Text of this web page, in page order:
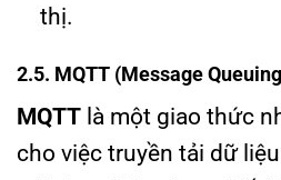
thị.
2.5. MQTT (Message
MQTT là một giao thức
cho việc truyền tải dữ